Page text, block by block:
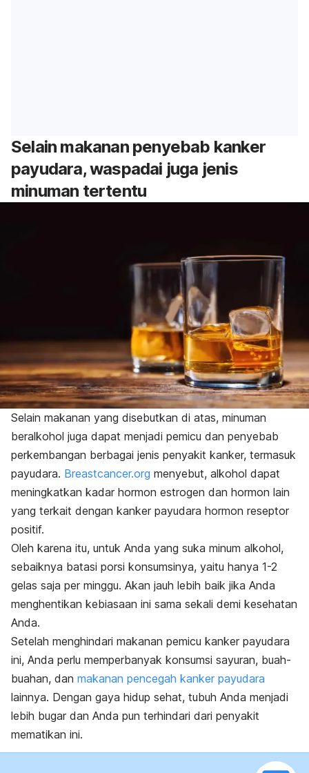
Selain makanan penyebab kanker
payudara, waspadai juga jenis
minuman tertentu
Selain makanan yang disebutkan di atas, minuman
beralkohol juga dapat menjadi pemicu dan penyebab
perkembangan berbagai jenis penyakit kanker, termasuk
payudara. Breastcancer.org menyebut, alkohol dapat
meningkatkan kadar hormon estrogen dan hormon lain
yang terkait dengan kanker payudara hormon reseptor
positif.
Oleh karena itu, untuk Anda yang suka minum alkohol,
sebaiknya batasi porsi konsumsinya, yaitu hanya 1-2
gelas saja per minggu. Akan jauh lebih baik jika Anda
menghentikan kebiasaan ini sama sekali demi kesehatan
Anda.
Setelah menghindari makanan pemicu kanker payudara
ini, Anda perlu memperbanyak konsumsi sayuran, buah-
buahan, dan makanan pencegah kanker payudara
lainnya. Dengan gaya hidup sehat, tubuh Anda menjadi
lebih bugar dan Anda pun terhindari dari penyakit
mematikan ini.